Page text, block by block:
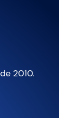
2010.